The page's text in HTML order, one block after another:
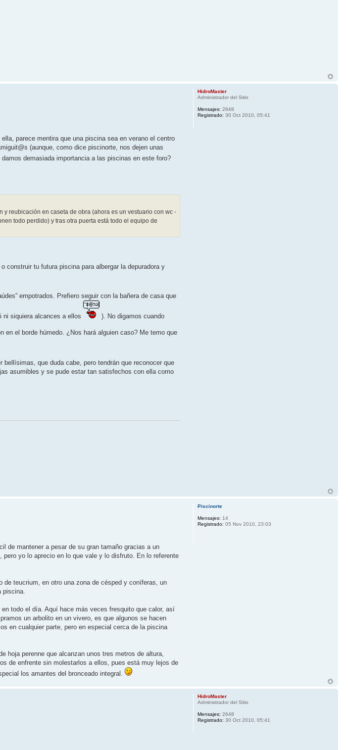
parece mentira que una piscina sea en verano el centro
(aunque, como dice piscinorte, nos dejen unas
demasiada importancia a las piscinas en este foro?
reubicación en caseta de obra (ahora es un vestuario con wc -
todo perdido) y tras otra puerta está todo el equipo de
construir tu futura piscina para albergar la depuradora y
empotrados. Prefiero seguir con la bañera de casa que
ni siquiera alcances a ellos ). No digamos cuando
en el borde húmedo. ¿Nos hará alguien caso? Me temo que
que duda cabe, pero tendrán que reconocer que
asumibles y se pude estar tan satisfechos con ella como
HidroMaster
Administrador del Sitio
Mensajes: 2648
Registrado: 30 Oct 2010, 05:41
de mantener a pesar de su gran tamaño gracias a un
yo lo aprecio en lo que vale y lo disfruto. En lo referente
teucrium, en otro una zona de césped y coníferas, un
todo el día. Aquí hace más veces fresquito que calor, así
un arbolito en un vivero, es que algunos se hacen
en cualquier parte, pero en especial cerca de la piscina
hoja perenne que alcanzan unos tres metros de altura,
de enfrente sin molestarlos a ellos, pues está muy lejos de
los amantes del bronceado integral.
Piscinorte
Mensajes: 14
Registrado: 05 Nov 2010, 23:03
HidroMaster
Administrador del Sitio
Mensajes: 2648
Registrado: 30 Oct 2010, 05:41